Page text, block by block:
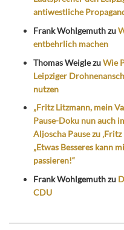
antiwestliche
Frank Wohlgemuthzu
entbehrlich machen
Thomas WeiglezuWie
Leipziger
nutzen
„Fritz Litzmann, mein
Pause-Doku nun auch
Aljoscha Pause zu
„Etwas Besseres kann
passieren!“
Frank Wohlgemuthzu
CDU